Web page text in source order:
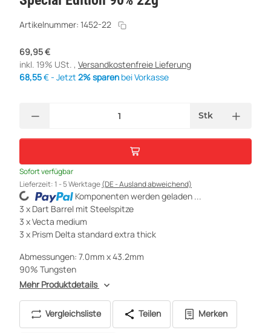
Artikelnummer: 1452-22
69,95 €
inkl. 19% USt. , Versandkostenfreie Lieferung
68,55€ - Jetzt 2% sparen bei Vorkasse
Stk
Sofort verfügbar
Lieferzeit:1 - 5 Werktage(DE - Ausland abweichend)
Loading...
Komponenten werden geladen ...
3 x Dart Barrel mit Steelspitze
3 x Vecta medium
3 x Prism Delta standard extra thick
Abmessungen: 7.0mm x 43.2mm
90% Tungsten
Mehr Produktdetails
Vergleichsliste Teilen Merken